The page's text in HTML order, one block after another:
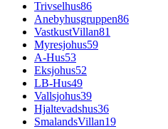
Trivselhus86
Anebyhusgruppen86
VastkustVillan81
Myresjohus59
A-Hus53
Eksjohus52
LB-Hus49
Vallsjohus39
Hjaltevadshus36
SmalandsVillan19